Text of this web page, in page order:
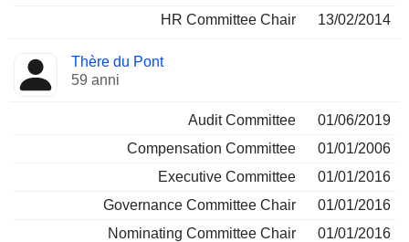
HR Committee Chair
13/02/2014
Thère du Pont
59 anni
Audit Committee
01/06/2019
Compensation Committee
01/01/2006
Executive Committee
01/01/2016
Governance Committee Chair
01/01/2016
Nominating Committee Chair
01/01/2016